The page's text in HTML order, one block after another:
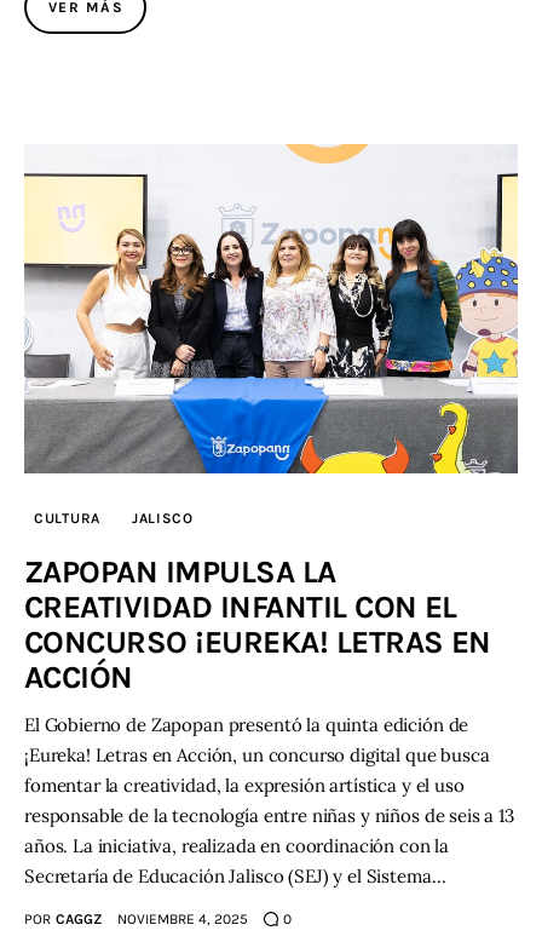
VER MÁS
CULTURA JALISCO
ZAPOPAN IMPULSA LA
CREATIVIDAD INFANTIL CON EL
CONCURSO ¡EUREKA! LETRAS EN
ACCIÓN
El Gobierno de Zapopan presentó la quinta edición de
¡Eureka! Letras en Acción, un concurso digital que busca
fomentar la creatividad, la expresión artística y el uso
responsable de la tecnología entre niñas y niños de seis a 13
años. La iniciativa, realizada en coordinación con la
Secretaría de Educación Jalisco (SEJ) y el Sistema…
POR CAGGZ NOVIEMBRE 4, 2025 0